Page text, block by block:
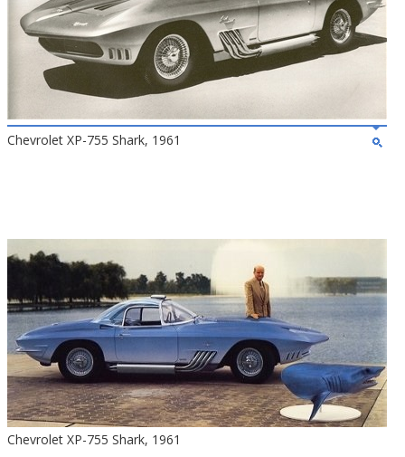
Chevrolet XP-755 Shark, 1961
Chevrolet XP-755 Shark, 1961